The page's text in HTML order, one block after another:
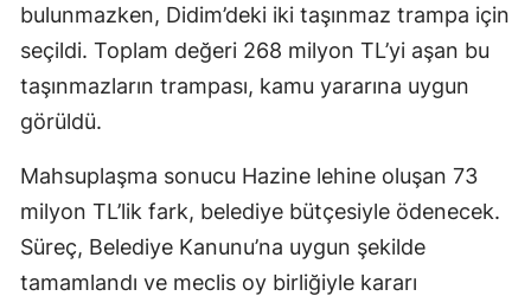
bulunmazken, Didim’deki iki taşınmaz trampa için
seçildi. Toplam değeri 268 milyon TL’yi aşan bu
taşınmazların trampası, kamu yararına uygun
görüldü.
Mahsuplaşma sonucu Hazine lehine oluşan 73
milyon TL’lik fark, belediye bütçesiyle ödenecek.
Süreç, Belediye Kanunu’na uygun şekilde
tamamlandı ve meclis oy birliğiyle kararı